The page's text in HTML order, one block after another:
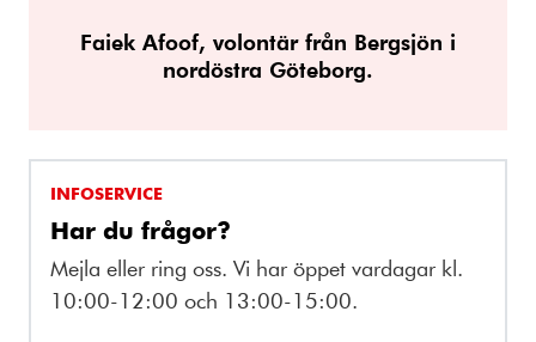
Faiek Afoof, volontär från Bergsjön i
nordöstra Göteborg.
INFOSERVICE
Har du frågor?
Mejla eller ring oss. Vi har öppet vardagar kl.
10:00-12:00 och 13:00-15:00.